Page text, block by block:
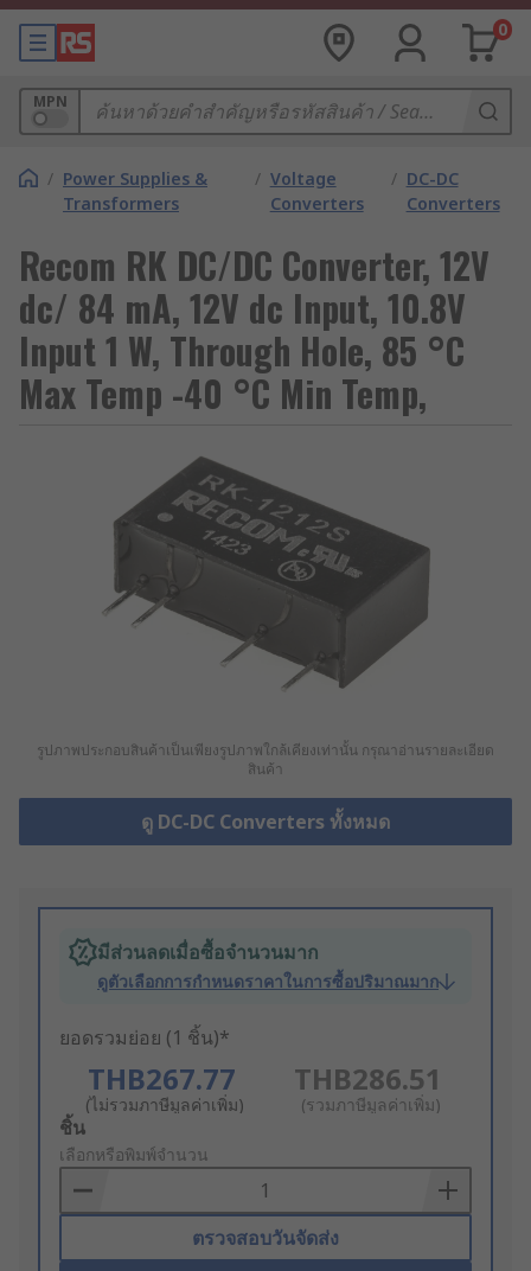
0
MPN
/ Power Supplies &
Transformers
/ Voltage
Converters
/ DC-DC
Converters
Recom RK DC/DC Converter, 12V
dc/ 84 mA, 12V dc Input, 10.8V
Input 1 W, Through Hole, 85 °C
Max Temp -40 °C Min Temp,
รูปภาพประกอบสินค้าเป็นเพียงรูปภาพใกล้เคียงเท่านั้น กรุณาอ่านรายละเอียด
สินค้า
ดู DC-DC Converters ทั้งหมด
มีส่วนลดเมื่อซื้อจำนวนมาก
ดูตัวเลือกการกำหนดราคาในการซื้อปริมาณมาก
ยอดรวมย่อย (1 ชิ้น)*
THB267.77
(ไม่รวมภาษีมูลค่าเพิ่ม)
THB286.51
(รวมภาษีมูลค่าเพิ่ม)
Add
to
Basket
ชิ้น
เลือกหรือพิมพ์จำนวน
ตรวจสอบวันจัดส่ง